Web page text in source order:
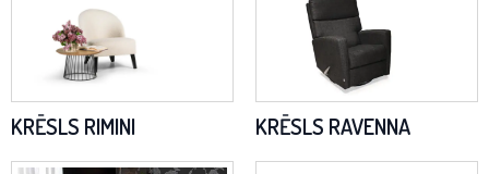
KRĒSLS RIMINI KRĒSLS RAVENNA